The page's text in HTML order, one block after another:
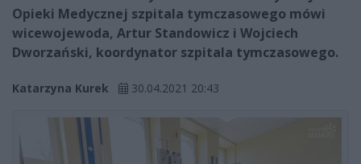
Opieki Medycznej szpitala tymczasowego mówi
wicewojewoda, Artur Standowicz i Wojciech
Dworzański, koordynator szpitala tymczasowego.
Katarzyna Kurek 30.04.2021 20:43